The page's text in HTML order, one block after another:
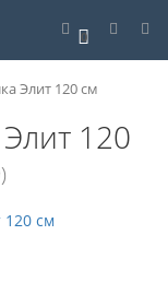
0
Элит 120 см
120